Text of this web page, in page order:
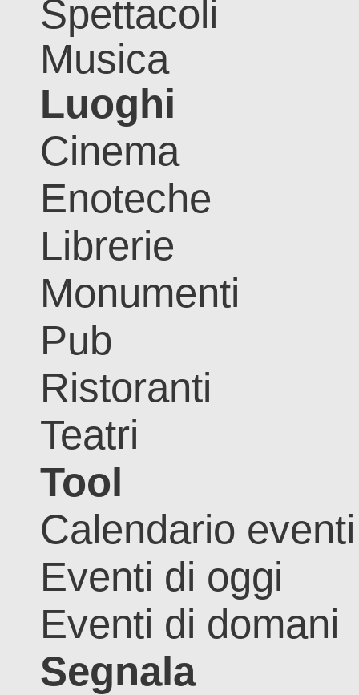
Spettacoli
Musica
Luoghi
Cinema
Enoteche
Librerie
Monumenti
Pub
Ristoranti
Teatri
Tool
Calendario eventi
Eventi di oggi
Eventi di domani
Segnala